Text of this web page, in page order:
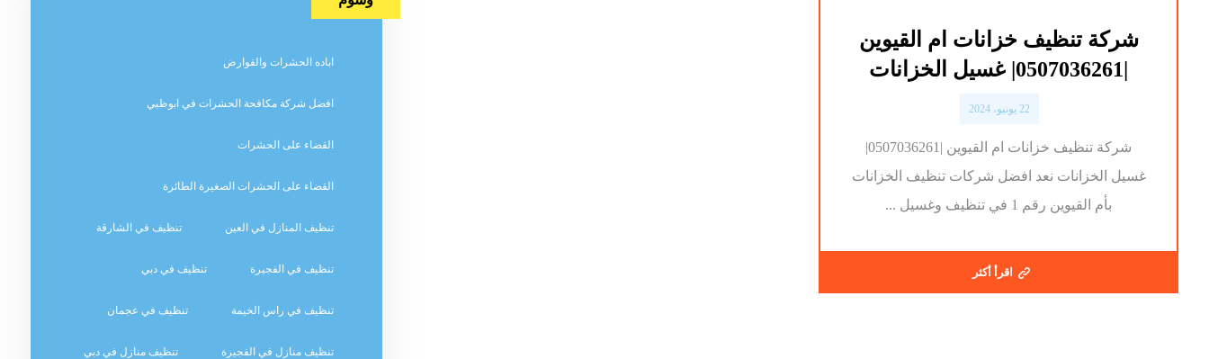
شركة تنظيف خزانات ام القيوين
|0507036261| غسيل الخزانات
22 يونيو، 2024
شركة تنظيف خزانات ام القيوين |0507036261|
غسيل الخزانات نعد افضل شركات تنظيف الخزانات
بأم القيوين رقم 1 في تنظيف وغسيل ...
اقرأ أكثر
اباده الحشرات والقوارض
افضل شركة مكافحة الحشرات في ابوظبي
القضاء على الحشرات
القضاء على الحشرات الصغيرة الطائرة
تنظيف المنازل في العين تنظيف في الشارقة
تنظيف في الفجيرة تنظيف في دبي
تنظيف في راس الخيمة تنظيف في عجمان
تنظيف منازل في الفجيرة تنظيف منازل في دبي